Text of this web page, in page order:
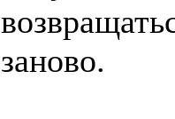
заново.